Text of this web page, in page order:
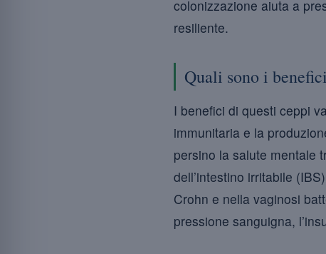
colonizzazione aiuta a
resiliente.
Quali sono i
I benefici di questi ceppi
immunitaria e la
persino la salute mentale
dell’intestino irritabile
Crohn e nella vaginosi
pressione sanguigna,